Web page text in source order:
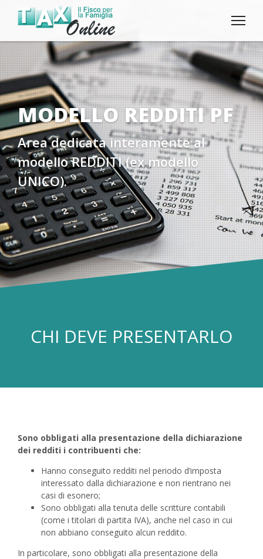
MODELLO REDDITI PF
Area dedicata interamente al
modello REDDITI (ex modello
UNICO).
CHI DEVE PRESENTARLO
Sono obbligati alla presentazione della dichiarazione
dei redditi i contribuenti che:
Hanno conseguito redditi nel periodo d’imposta
interessato dalla dichiarazione e non rientrano nei
casi di esonero;
Sono obbligati alla tenuta delle scritture contabili
(come i titolari di partita IVA), anche nel caso in cui
non abbiano conseguito alcun reddito.
In particolare, sono obbligati alla presentazione della